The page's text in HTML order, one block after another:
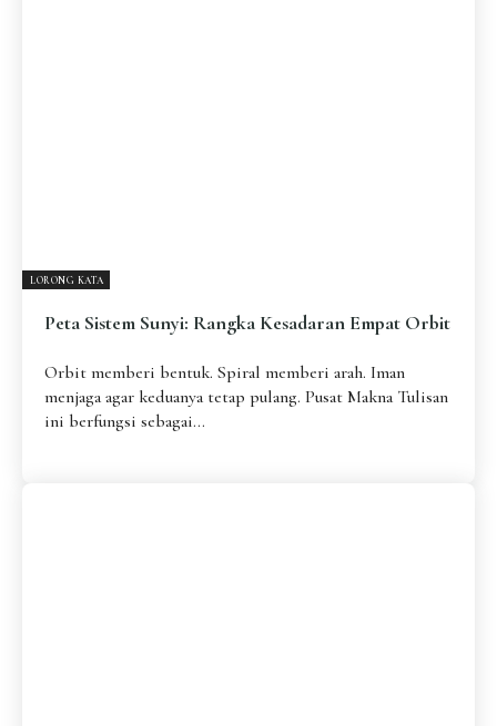
LORONG KATA
Peta Sistem Sunyi: Rangka Kesadaran Empat Orbit
Orbit memberi bentuk. Spiral memberi arah. Iman
menjaga agar keduanya tetap pulang. Pusat Makna Tulisan
ini berfungsi sebagai...